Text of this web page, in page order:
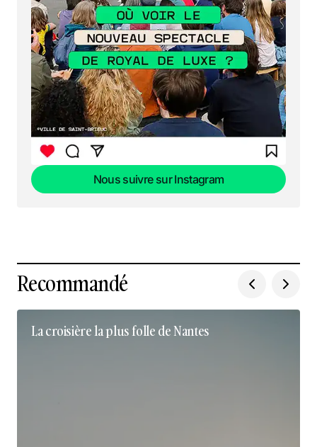
Nous suivre sur Instagram
Recommandé
La croisière la plus folle de Nantes